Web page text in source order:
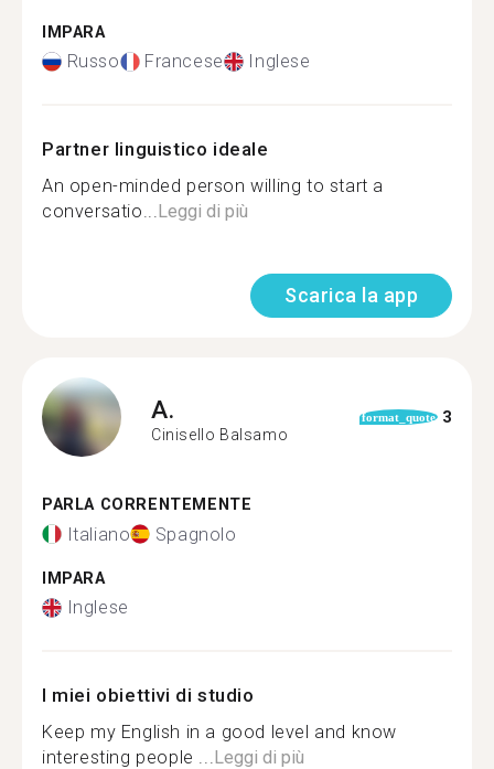
IMPARA
Russo Francese Inglese
Partner linguistico ideale
An open-minded person willing to start a
conversatio...Leggi di più
Scarica la app
A.
Cinisello Balsamo
format_quote 3
PARLA CORRENTEMENTE
Italiano Spagnolo
IMPARA
Inglese
I miei obiettivi di studio
Keep my English in a good level and know
interesting people ...Leggi di più